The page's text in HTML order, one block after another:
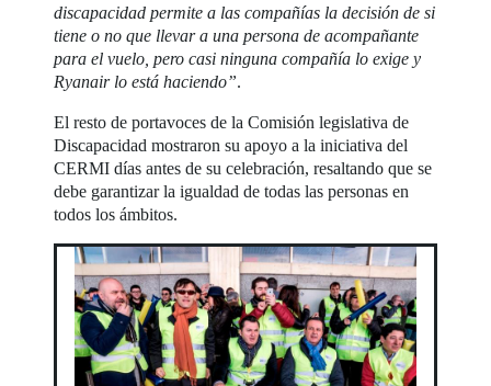
discapacidad permite a las compañías la decisión de si
tiene o no que llevar a una persona de acompañante
para el vuelo, pero casi ninguna compañía lo exige y
Ryanair lo está haciendo”.
El resto de portavoces de la Comisión legislativa de
Discapacidad mostraron su apoyo a la iniciativa del
CERMI días antes de su celebración, resaltando que se
debe garantizar la igualdad de todas las personas en
todos los ámbitos.